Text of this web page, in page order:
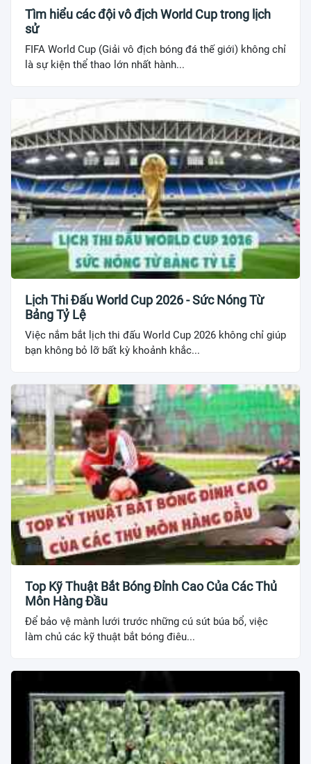
Tìm hiểu các đội vô địch World Cup trong lịch
sử
FIFA World Cup (Giải vô địch bóng đá thế giới) không chỉ
là sự kiện thể thao lớn nhất hành...
Lịch Thi Đấu World Cup 2026 - Sức Nóng Từ
Bảng Tỷ Lệ
Việc nắm bắt lịch thi đấu World Cup 2026 không chỉ giúp
bạn không bỏ lỡ bất kỳ khoảnh khắc...
Top Kỹ Thuật Bắt Bóng Đỉnh Cao Của Các Thủ
Môn Hàng Đầu
Để bảo vệ mành lưới trước những cú sút búa bổ, việc
làm chủ các kỹ thuật bắt bóng điêu...